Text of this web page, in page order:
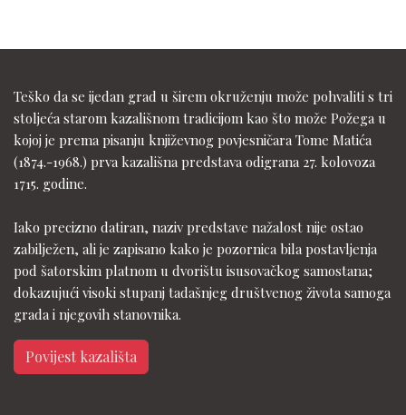
Teško da se ijedan grad u širem okruženju može pohvaliti s tri
stoljeća starom kazališnom tradicijom kao što može Požega u
kojoj je prema pisanju književnog povjesničara Tome Matića
(1874.-1968.) prva kazališna predstava odigrana 27. kolovoza
1715. godine.
Iako precizno datiran, naziv predstave nažalost nije ostao
zabilježen, ali je zapisano kako je pozornica bila postavljenja
pod šatorskim platnom u dvorištu isusovačkog samostana;
dokazujući visoki stupanj tadašnjeg društvenog života samoga
grada i njegovih stanovnika.
Povijest kazališta